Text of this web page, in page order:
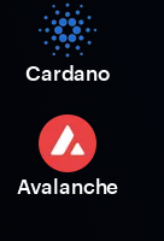
Cardano
Avalanche